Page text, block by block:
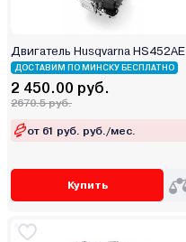
Двигатель Husqvarna HS452AE
ДОСТАВИМ ПО МИНСКУ БЕСПЛАТНО
2 450.00 руб.
2670.5 руб.
от 61 руб. руб./мес.
Купить